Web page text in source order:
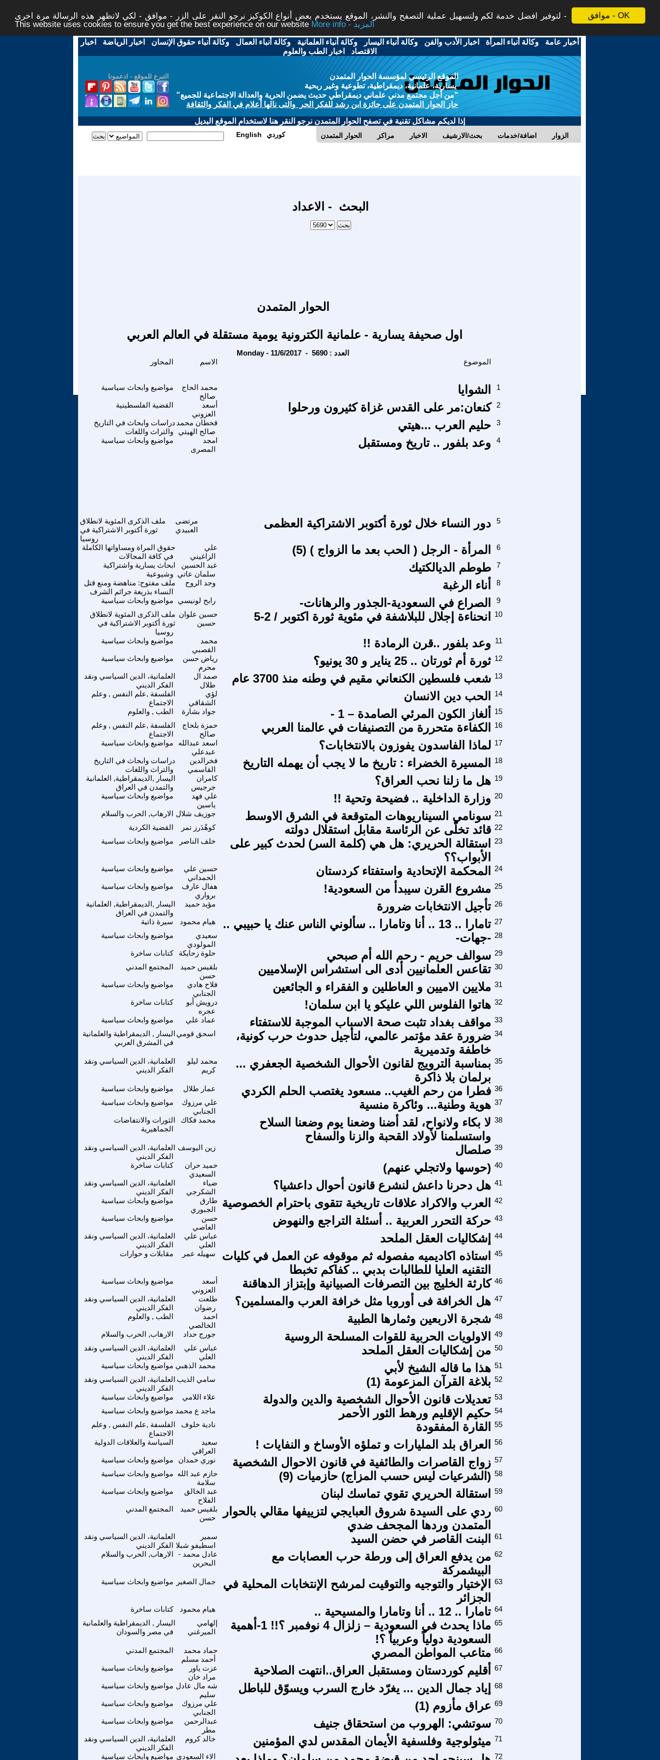
موافق - OK
لتوفير افضل خدمة لكم ولتسهيل عملية التصفح والنشر، الموقع يستخدم بعض أنواع الكوكيز نرجو النقر على الزر - موافق - لكي لاتظهر هذه الرسالة مرة اخرى -
This website uses cookies to ensure you get the best experience on our website
More info - المزيد
أخبار عامة -وكالة أنباء المرأة - اخبار الأدب والفن -وكالة أنباء اليسار -وكالة أنباء العلمانية -وكالة أنباء العمال -وكالة أنباء حقوق الإنسان - اخبار الرياضة - اخبار
الاقتصاد - اخبار الطب والعلوم
التبرع للموقع - ادعمونا
الموقع الرئيسي لمؤسسة الحوار المتمدن
يسارية، علمانية، ديمقراطية، تطوعية وغير ربحية
"من أجل مجتمع مدني علماني ديمقراطي حديث يضمن الحرية والعدالة الاجتماعية للجميع"
حاز الحوار المتمدن على جائزة ابن رشد للفكر الحر والتى نالها أعلام في الفكر والثقافة
إذا لديكم مشاكل تقنية في تصفح الحوار المتمدن نرجو النقر هنا لاستخدام الموقع البديل
الحوار المتمدن مراكز الاخبار بحث/الارشيف اضافة/خدمات الزوار English كوردي
البحث - الاعداد
الحوار المتمدن
اول صحيفة يسارية - علمانية الكترونية يومية مستقلة في العالم العربي
Monday - 11/6/2017 - العدد : 5690
الاسم الموضوع
مواضيع وابحاث سياسية
محمد الحاج
صالح
الشوايا 1
القضية الفلسطينية
أسعد
العزوني
كنعان:مر على القدس غزاة كثيرون ورحلوا 2
دراسات وابحاث في التاريخ
والتراث واللغات
قحطان محمد
صالح الهيتي
حليم العرب ...هيتي 3
مواضيع وابحاث سياسية
امجد
المصرى
وعد بلفور .. تاريخ ومستقبل 4
ملف الذكرى المئوية لانطلاق
ثورة أكتوبر الاشتراكية في
روسيا
مرتضى
العبيدي
دور النساء خلال ثورة أكتوبر الاشتراكية العظمى 5
حقوق المراة ومساواتها الكاملة
في كافة المجالات
علي
الزاغيني
المرأة - الرجل ( الحب بعد ما الزواج ) (5) 6
ابحاث يسارية واشتراكية
وشيوعية
عبد الحسين
سلمان عاتي
طوطم الديالكتيك 7
ملف مفتوح: مناهضة ومنع قتل
النساء بذريعة جرائم الشرف
وجد الروح أناء الرغبة 8
مواضيع وابحاث سياسية رابح لونيسي الصراع في السعودية-الجذور والرهانات-
9
ملف الذكرى المئوية لانطلاق
ثورة أكتوبر الاشتراكية في
روسيا
حسين علوان
حسين
انحناءة إجلال للبلاشفة في مئوية ثورة اكتوبر / 2-5 10
مواضيع وابحاث سياسية
محمد
القصبي
وعد بلفور ..قرن الرمادة !! 11
مواضيع وابحاث سياسية
رياض حسن
محرم
ثورة أم ثورتان .. 25 يناير و 30 يونيو؟ 12
العلمانية، الدين السياسي ونقد
الفكر الديني
صمد ال
طلال
شعب فلسطين الكنعاني مقيم في وطنه منذ 3700 عام 13
الفلسفة ,علم النفس , وعلم
الاجتماع
لؤي
الشقاقي
الحب دين الانسان 14
الطب , والعلوم جواد بشارة ألغاز الكون المرئي الصامدة – 1 -
15
الفلسفة ,علم النفس , وعلم
الاجتماع
حمزة بلحاج
صالح
الكفاءة متحررة من التصنيفات في عالمنا العربي 16
مواضيع وابحاث سياسية
اسعد عبدالله
عبدعلي
لماذا الفاسدون يفوزون بالانتخابات؟ 17
دراسات وابحاث في التاريخ
والتراث واللغات
فخرالدين
القاسمي
المسيرة الخضراء : تاريخ ما لا يجب أن يهمله التاريخ 18
اليسار ,الديمقراطية, العلمانية
والتمدن في العراق
كامران
جرجيس
هل ما زلنا نحب العراق؟ 19
مواضيع وابحاث سياسية
علي فهد
ياسين
وزارة الداخلية .. فضيحة وتحية !! 20
الارهاب, الحرب والسلام جوزيف شلال سونامي السيناريوهات المتوقعة في الشرق الاوسط 21
القضية الكردية
كوهْدَرز تمر قائد تخلّى عن الرئاسة مقابل استقلال دولته 22
مواضيع وابحاث سياسية
خلف الناصر
استقالة الحريري: هل هي (كلمة السر) لحدث كبير على
الأبواب؟؟
23
مواضيع وابحاث سياسية
حسين علي
الحمداني
المحكمة الإتحادية واستفتاء كردستان 24
مواضيع وابحاث سياسية
هفال عارف
برواري
مشروع القرن سيبدأ من السعودية! 25
اليسار ,الديمقراطية, العلمانية
والتمدن في العراق
مؤيد حميد تأجيل الانتخابات ضرورة 26
سيرة ذاتية هيام محمود تامارا .. 13 .. أنا وتامارا .. سألوني الناس عنك يا حبيبي .. 27
مواضيع وابحاث سياسية
سعيدي
المولودي
-جهات- 28
كتابات ساخرة حلوة زحايكة سوالف حريم - رحم الله أم صبحي 29
المجتمع المدني
بلقيس حميد
حسن
تقاعس العلمانيين أدى الى استشراس الإسلاميين 30
مواضيع وابحاث سياسية
فلاح هادي
الجنابي
ملايين الاميين و العاطلين و الفقراء و الجائعين 31
كتابات ساخرة
درويش أبو
عجره
هاتوا الفلوس اللي عليكو يا ابن سلمان! 32
مواضيع وابحاث سياسية عماد علي مواقف بغداد تثبت صحة الاسباب الموجبة للاستفتاء 33
اليسار , الديمقراطية والعلمانية
في المشرق العربي
اسحق قومي
ضرورة عقد مؤتمر عالمي، لتأجيل حدوث حرب كونية،
خاطفة وتدميرية
34
العلمانية، الدين السياسي ونقد
الفكر الديني
محمد ليلو
كريم
بمناسبة الترويج لقانون الأحوال الشخصية الجعفري ...
برلمان بلا ذاكرة
35
مواضيع وابحاث سياسية عمار طلال فطرا من رحم الغيب.. مسعود يغتصب الحلم الكردي 36
مواضيع وابحاث سياسية
علي مرزوك
الجنابي
هوية وطنية... وئاكرة منسية 37
الثورات والانتفاضات
الجماهيرية
محمد فكاك
لا بكاء ولانواح، لقد أضنا وضعنا يوم وضعنا السلاح
واستسلمنا لأولاد القحبة والزنا والسفاح
38
العلمانية، الدين السياسي ونقد
الفكر الديني
زين اليوسف صلصال 39
كتابات ساخرة
حميد حران
السعيدي
(حوسها ولاتجلي عنهم) 40
العلمانية، الدين السياسي ونقد
الفكر الديني
ضياء
الشكرجي
هل دحرنا داعش لنشرع قانون أحوال داعشيا؟ 41
مواضيع وابحاث سياسية
طارق
الجبوري
العرب والاكراد علاقات تاريخية تتقوى باحترام الخصوصية 42
مواضيع وابحاث سياسية
حسن
العاصي
حركة التحرر العربية .. أسئلة التراجع والنهوض 43
العلمانية، الدين السياسي ونقد
الفكر الديني
عباس علي
العلي
إشكاليات العقل الملحد 44
مقابلات و حوارات سهيله عمر
استاذه اكاديميه مفصوله ثم موقوفه عن العمل في كليات
التقنيه العليا للطالبات بدبي .. كفاكم تخبطا
45
مواضيع وابحاث سياسية
أسعد
العزوني
كارثة الخليج بين التصرفات الصبيانية وإبتزاز الدهاقنة 46
العلمانية، الدين السياسي ونقد
الفكر الديني
طلعت
رضوان
هل الخرافة فى أوروبا مثل خرافة العرب والمسلمين؟ 47
الطب , والعلوم
احمد
الخالصي
شجرة الاربعين وثمارها الطبية 48
الارهاب, الحرب والسلام جورج حداد الاولويات الحربية للقوات المسلحة الروسية
49
العلمانية، الدين السياسي ونقد
الفكر الديني
عباس علي
العلي
من إشكاليات العقل الملحد 50
مواضيع وابحاث سياسية محمد الذهبي هذا ما قاله الشيخ لأبي 51
العلمانية، الدين السياسي ونقد
الفكر الديني
سامي الذيب بلاغة القرآن المزعومة (1) 52
مواضيع وابحاث سياسية علاء اللامي تعديلات قانون الأحوال الشخصية والدين والدولة 53
مواضيع وابحاث سياسية ماجد ع محمد حكيم الإقليم ورهط الثور الأحمر 54
الفلسفة ,علم النفس , وعلم
الاجتماع
نادية خلوف القارة المفقودة 55
السياسة والعلاقات الدولية
سعيد
العراقي
العراق بلد المليارات و تملؤه الأوساخ و النفايات ! 56
مواضيع وابحاث سياسية نوري حمدان زواج القاصرات والطائفية في قانون الاحوال الشخصية 57
مواضيع وابحاث سياسية حازم عبد الله
سلامة
(الشرعيات ليس حسب المزاج) حازميات (9) 58
مواضيع وابحاث سياسية
عبد الخالق
الفلاح
استقالة الحريري تقوي تماسك لبنان 59
المجتمع المدني
بلقيس حميد
حسن
ردي على السيدة شروق العبايجي لتزييفها مقالي بالحوار
المتمدن وردها المجحف ضدي
60
العلمانية، الدين السياسي ونقد
الفكر الديني
سمير
اسطيفو شبلا
البنت القاصر في حضن السيد 61
الارهاب, الحرب والسلام
عادل محمد -
البحرين
من يدفع العراق إلى ورطة حرب العصابات مع
البيشمركة
62
مواضيع وابحاث سياسية جمال الصغير
الإختيار والتوجيه والتوقيت لمرشح الإنتخابات المحلية في
الجزائر
63
كتابات ساخرة هيام محمود تامارا .. 12 .. أنا وتامارا والمسيحية .. 64
اليسار , الديمقراطية والعلمانية
في مصر والسودان
إلهامي
الميرغني
ماذا يحدث في السعودية – زلزال 4 نوفمبر ؟!! 1-أهمية
السعودية دولياً وعربياً ؟!
65
المجتمع المدني
حماد محمد
أحمد مسلم
متاعب المواطن المصري 66
مواضيع وابحاث سياسية
عزت ياور
مراد خان
أقليم كوردستان ومستقبل العراق..انتهت الصلاحية 67
مواضيع وابحاث سياسية شه مال عادل
سليم
إياد جمال الدين ... يغرّد خارج السرب ويسوّق للباطل 68
مواضيع وابحاث سياسية
علي مرزوك
الجنابي
عراق مأزوم (1) 69
مواضيع وابحاث سياسية
عبدالرحمن
مطر
سوتشي: الهروب من استحقاق جنيف 70
العلمانية، الدين السياسي ونقد
الفكر الديني
خالد كروم ميثولوجية وفلسفية الأيمان المقدس لدي المؤمنين 71
مواضيع وابحاث سياسية الاء السعودي 72